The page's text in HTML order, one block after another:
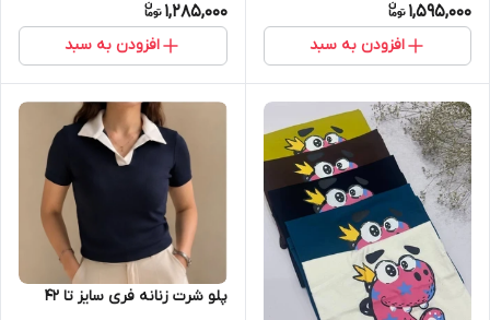
1,595,000
افزودن به سبد
1,285,000
افزودن به سبد
پلو شرت زنانه فری سایز تا ۴۲